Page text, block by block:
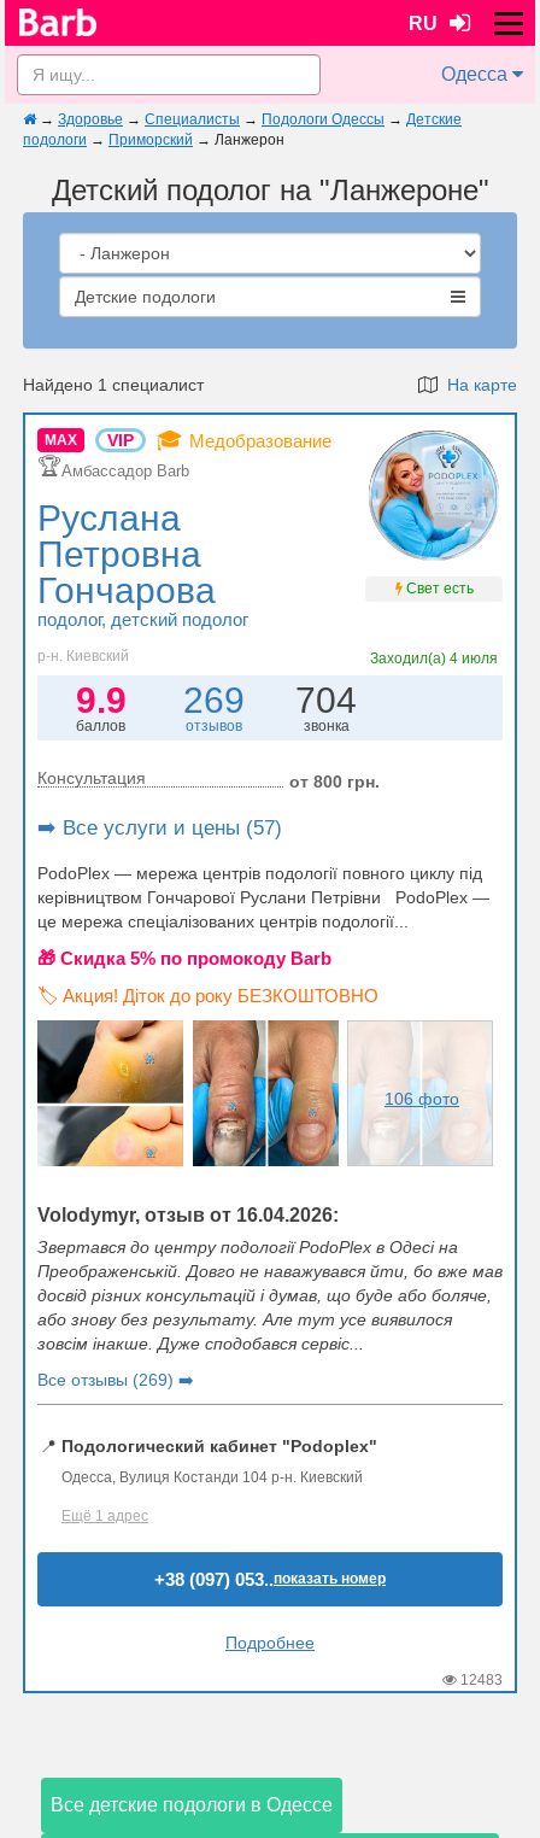
RU
Одесса
→ Здоровье → Специалисты → Подологи Одессы → Детские
подологи → Приморский → Ланжерон
Детский подолог на "Ланжероне"
Детские подологи
Найдено 1 специалист На карте
MAX VIP 🎓 Медобразование
🏆Амбассадор Barb
Руслана
Петровна
Гончарова
подолог, детский подолог
Свет есть
р-н. Киевский Заходил(а)4 июля
9.9
баллов
269
отзывов
704
звонка
Консультация от 800 грн.
➡️ Все услуги и цены (57)
PodoPlex — мережа центрів подології повного циклу під
керівництвом Гончарової Руслани Петрівни PodoPlex —
це мережа спеціалізованих центрів подології...
🎁 Cкидка 5% по промокоду Barb
🏷️ Акция! Діток до року БЕЗКОШТОВНО
106 фото
Volodymyr, отзыв от 16.04.2026:
Звертався до центру подології PodoPlex в Одесі на
Преображенській. Довго не наважувався йти, бо вже мав
досвід різних консультацій і думав, що буде або боляче,
або знову без результату. Але тут усе виявилося
зовсім інакше. Дуже сподобався сервіс...
Все отзывы (269) ➡️
📍 Подологический кабинет "Podoplex"
Одесса, Вулиця Костанди 104 р-н. Киевский
Ещё 1 адрес
+38 (097) 053..показать номер
Подробнее
12483
Все детские подологи в Одессе